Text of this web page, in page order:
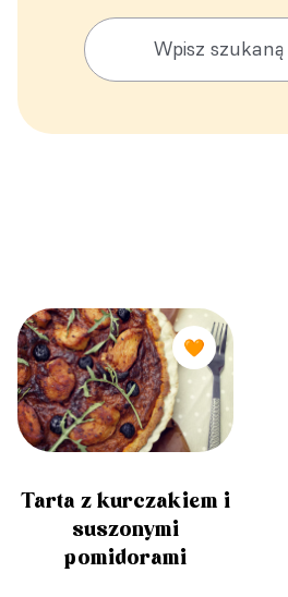
🧡
Tarta z kurczakiem i
suszonymi
pomidorami